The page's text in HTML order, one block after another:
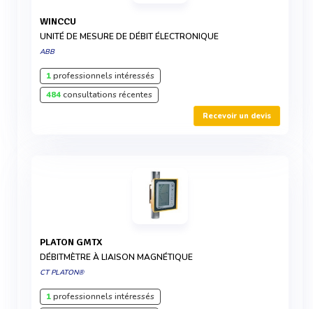
WINCCU
UNITÉ DE MESURE DE DÉBIT ÉLECTRONIQUE
ABB
1professionnels intéressés
484consultations récentes
Recevoir un devis
PLATON GMTX
DÉBITMÈTRE À LIAISON MAGNÉTIQUE
CT PLATON®
1professionnels intéressés